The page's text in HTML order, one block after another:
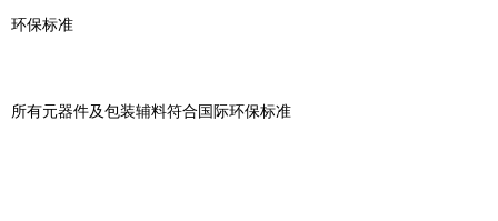
环保标准
所有元器件及包装辅料符合国际环保标准